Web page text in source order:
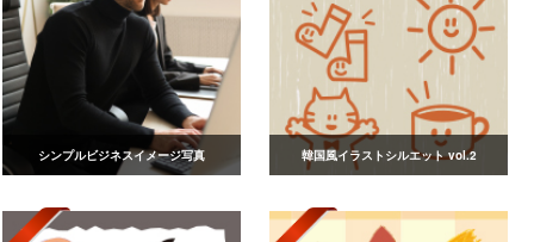
シンプルビジネスイメージ写真 韓国風イラストシルエット vol.2